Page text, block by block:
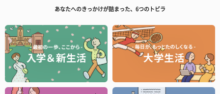
あなたへのきっかけが詰まった、6つのトビラ